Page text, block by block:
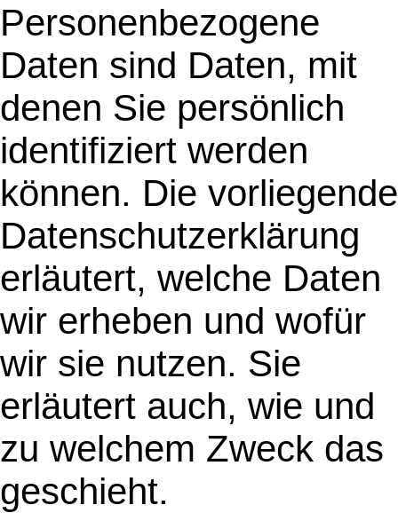
Personenbezogene
Daten sind Daten, mit
denen Sie persönlich
identifiziert werden
können. Die vorliegende
Datenschutzerklärung
erläutert, welche Daten
wir erheben und wofür
wir sie nutzen. Sie
erläutert auch, wie und
zu welchem Zweck das
geschieht.